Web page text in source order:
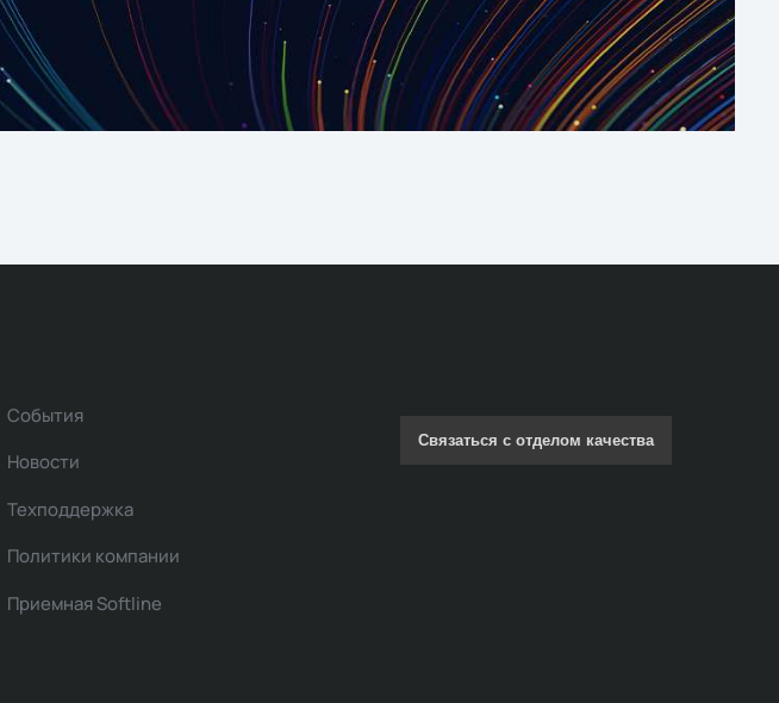
События
Новости
Техподдержка
Политики компании
Приемная Softline
Связаться с отделом качества